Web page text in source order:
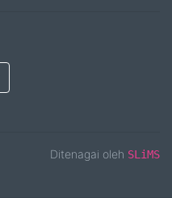
Ditenagai oleh SLiMS